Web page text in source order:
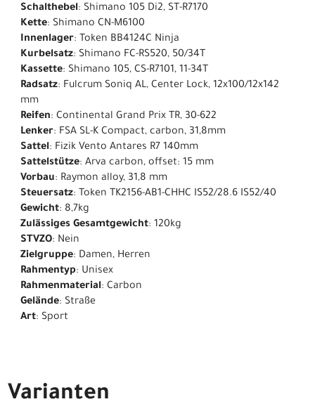
Schalthebel: Shimano 105 Di2, ST-R7170
Kette: Shimano CN-M6100
Innenlager: Token BB4124C Ninja
Kurbelsatz: Shimano FC-RS520, 50/34T
Kassette: Shimano 105, CS-R7101, 11-34T
Radsatz: Fulcrum Soniq AL, Center Lock, 12x100/12x142
mm
Reifen: Continental Grand Prix TR, 30-622
Lenker: FSA SL-K Compact, carbon, 31,8mm
Sattel: Fizik Vento Antares R7 140mm
Sattelstütze: Arva carbon, offset: 15 mm
Vorbau: Raymon alloy, 31,8 mm
Steuersatz: Token TK2156-AB1-CHHC IS52/28.6 IS52/40
Gewicht: 8,7kg
Zulässiges Gesamtgewicht: 120kg
STVZO: Nein
Zielgruppe: Damen, Herren
Rahmentyp: Unisex
Rahmenmaterial: Carbon
Gelände: Straße
Art: Sport
Varianten